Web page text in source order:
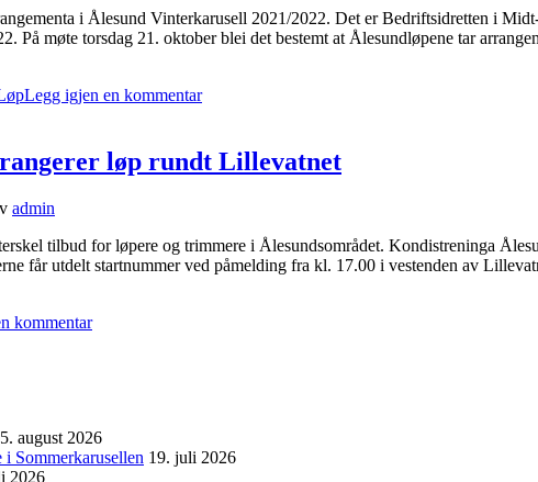
i Ålesund Vinterkarusell 2021/2022. Det er Bedriftsidretten i
På møte torsdag 21. oktober blei det bestemt at Ålesundløpene tar
Legg igjen en kommentar
løp rundt Lillevatnet
admin
tilbud for løpere og trimmere i Ålesundsområdet. Kondistreninga
får utdelt startnummer ved påmelding fra kl. 17.00 i vestenden av
kommentar
5. august 2026
Sommerkarusellen 19. juli 2026
2026